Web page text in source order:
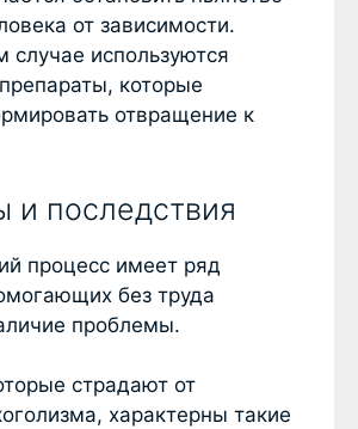
от зависимости.
случае используются
которые
отвращение к
и последствия
процесс имеет ряд
без труда
проблемы.
страдают от
характерны такие